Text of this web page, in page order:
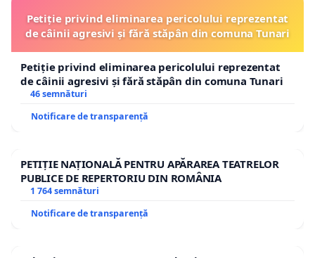
Petiție privind eliminarea pericolului reprezentat
de câinii agresivi și fără stăpân din comuna Tunari
Petiție privind eliminarea pericolului reprezentat
de câinii agresivi și fără stăpân din comuna Tunari
46 semnături
Notificare de transparență
PETIȚIE NAȚIONALĂ PENTRU APĂRAREA TEATRELOR
PUBLICE DE REPERTORIU DIN ROMÂNIA
1 764 semnături
Notificare de transparență